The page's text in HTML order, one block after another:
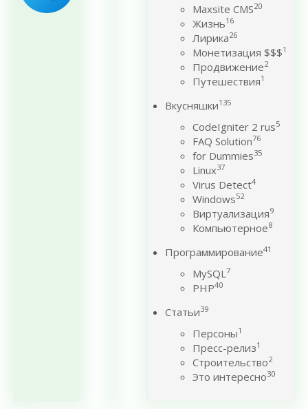
Maxsite CMS20
Жизнь16
Лирика26
Монетизация $$$1
Продвижение2
Путешествия1
Вкусняшки135
CodeIgniter 2 rus5
FAQ Solution76
for Dummies35
Linux37
Virus Detect4
Windows52
Виртуализация9
Компьютерное8
Программирование41
MySQL7
PHP40
Статьи39
Персоны1
Пресс-релиз1
Строительство2
Это интересно30